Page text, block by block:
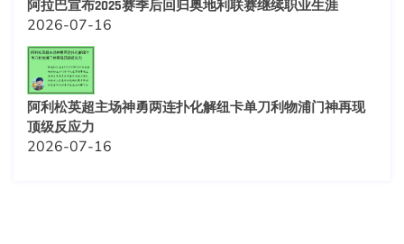
阿拉巴宣布2025赛季后回归奥地利联赛继续职业生涯
2026-07-16
阿利松英超主场神勇两连扑化解纽卡单刀利物浦门神再现
顶级反应力
2026-07-16